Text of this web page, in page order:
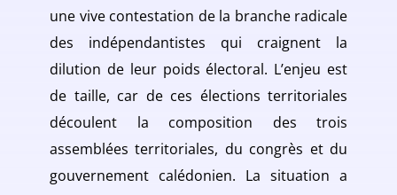
une vive contestation de la branche radicale
des indépendantistes qui craignent la
dilution de leur poids électoral. L’enjeu est
de taille, car de ces élections territoriales
découlent la composition des trois
assemblées territoriales, du congrès et du
gouvernement calédonien. La situation a